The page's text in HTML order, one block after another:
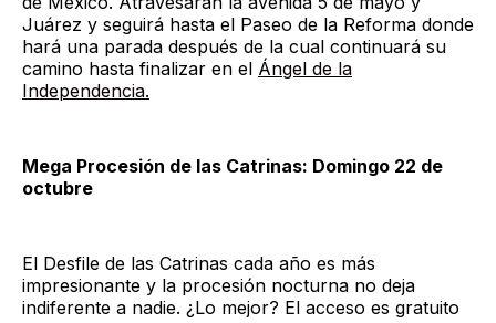
Juárez y seguirá hasta el Paseo de la Reforma donde
hará una parada después de la cual continuará su
camino hasta finalizar en el Ángel de la
Independencia.
Mega Procesión de las Catrinas: Domingo 22 de
octubre
El Desfile de las Catrinas cada año es más
impresionante y la procesión nocturna no deja
indiferente a nadie. ¿Lo mejor? El acceso es gratuito